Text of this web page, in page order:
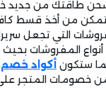
شحن طاقتك من جديد
من أخذ قسط
التي تجعل
المفروشات بحيث
ستكون أكواد
خصومات المتجر